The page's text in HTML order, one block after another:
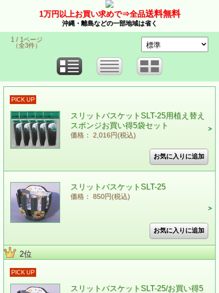
1万円以上お買い求めで⇒全品送料無料
沖縄・離島などの一部地域は省く
1 / 1ページ
（全3件）
PICK UP
スリットバスケットSLT-25用植え替え
スポンジお買い得5袋セット
価格： 2,016円(税込)
スリットバスケットSLT-25
価格： 850円(税込)
2位
PICK UP
スリットバスケットSLT-25/お買い得5